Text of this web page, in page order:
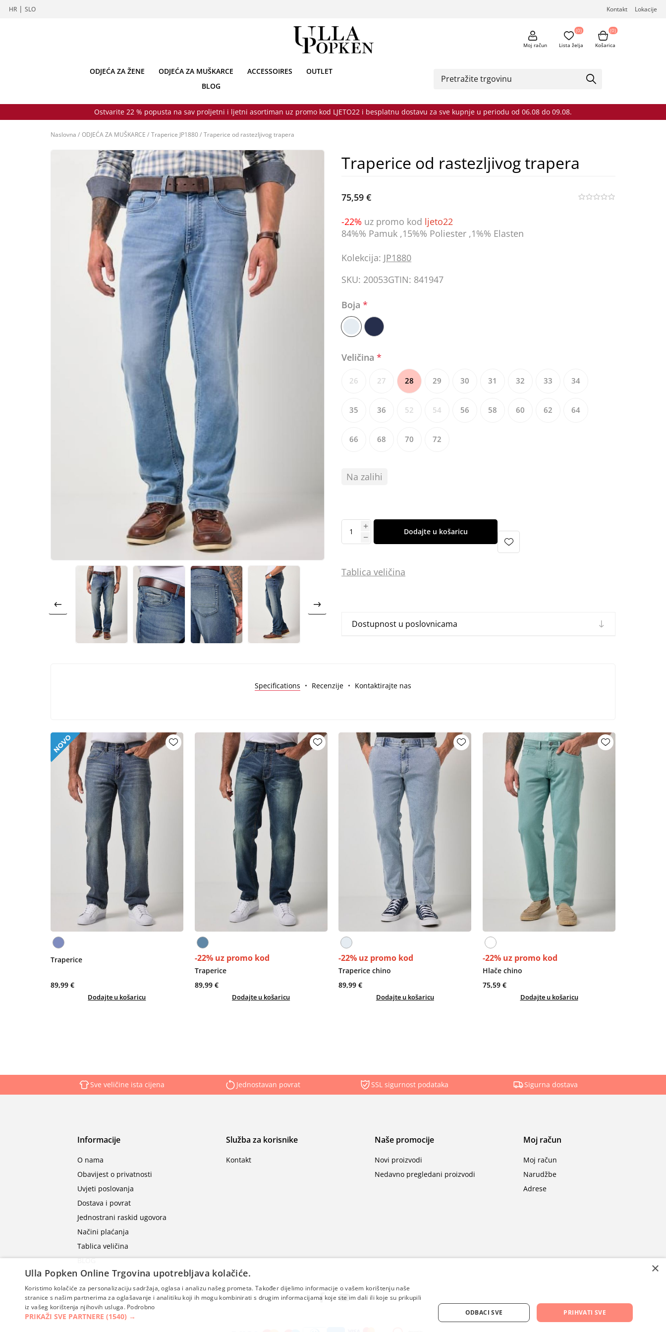
HR | SLO Kontakt Lokacije
Moj račun Lista želja
(0)
Košarica
(0)
ODJEĆA ZA ŽENE ODJEĆA ZA MUŠKARCE ACCESSOIRES
OUTLET
BLOG
Ostvarite 22 % popusta na sav proljetni i ljetni asortiman uz promo kod LJETO22 i besplatnu dostavu za sve kupnje u periodu od 06.08 do 09.08.
Naslovna / ODJEĆA ZA MUŠKARCE / Traperice JP1880/ Traperice od rastezljivog trapera
Traperice od rastezljivog trapera
75,59 €
-22% uz promo kod ljeto22
84%% Pamuk ,15%% Poliester ,1%% Elasten
Kolekcija: JP1880
SKU: 20053GTIN: 841947
Boja*
Veličina*
26 27 28 29 30 31 32 33 34
35 36 52 54 56 58 60 62 64
66 68 70 72
Na zalihi
Dodajte u košaricu
Tablica veličina
Dostupnost u poslovnicama
Specifications Recenzije Kontaktirajte nas
Traperice
89,99 €
Dodajte u košaricu
-22% uz promo kod
Traperice
89,99 €
Dodajte u košaricu
-22% uz promo kod
Traperice chino
89,99 €
Dodajte u košaricu
-22% uz promo kod
Hlače chino
75,59 €
Dodajte u košaricu
Sve veličine ista cijena Jednostavan povrat SSL sigurnost podataka Sigurna dostava
Informacije
O nama
Obavijest o privatnosti
Uvjeti poslovanja
Dostava i povrat
Jednostrani raskid ugovora
Načini plaćanja
Tablica veličina
BLOG
Služba za korisnike
Kontakt
Naše promocije
Novi proizvodi
Nedavno pregledani proizvodi
Moj račun
Moj račun
Narudžbe
Adrese
×
Ulla Popken Online Trgovina upotrebljava kolačiće.
Koristimo kolačiće za personalizaciju sadržaja, oglasa i analizu našeg prometa. Također dijelimo informacije o vašem korištenju naše
stranice s našim partnerima za oglašavanje i analitiku koji ih mogu kombinirati s drugim informacijama koje ste im dali ili koje su prikupili
iz vašeg korištenja njihovih usluga. Podrobno
PRIKAŽI SVE PARTNERE (1540) → PRIHVATI SVE
ODBACI SVE